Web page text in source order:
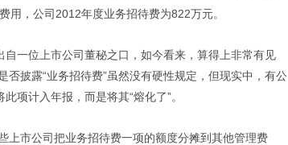
用，公司2012年度业务招待费为822万元。
自一位上市公司董秘之口，如今看来，算得上非常有见
披露“业务招待费”虽然没有硬性规定，但现实中，有公
项计入年报，而是将其“熔化了”。
上市公司把业务招待费一项的额度分摊到其他管理费